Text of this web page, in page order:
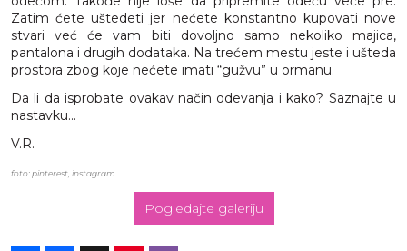
Zatim ćete uštedeti jer nećete konstantno kupovati nove
stvari već će vam biti dovoljno samo nekoliko majica,
pantalona i drugih dodataka. Na trećem mestu jeste i ušteda
prostora zbog koje nećete imati “gužvu” u ormanu.
Da li da isprobate ovakav način odevanja i kako? Saznajte u
nastavku...
V.R.
foto: pinterest, instagram
Pogledajte galeriju